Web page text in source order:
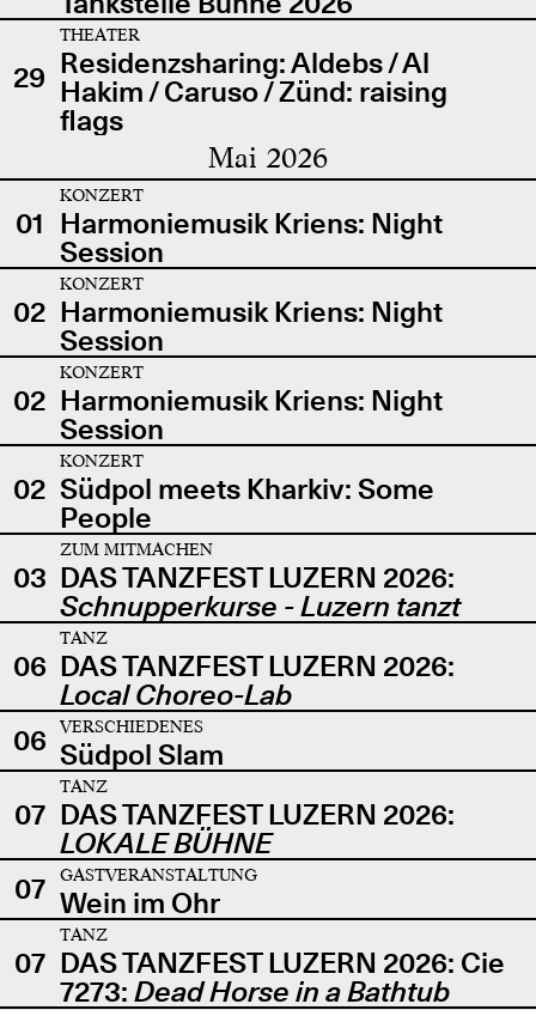
29
THEATER
Residenzsharing: Aldebs / Al
Hakim / Caruso / Zünd: raising
flags
Mai 2026
01
KONZERT
Harmoniemusik Kriens: Night
Session
02
KONZERT
Harmoniemusik Kriens: Night
Session
02
KONZERT
Harmoniemusik Kriens: Night
Session
02
KONZERT
Südpol meets Kharkiv: Some
People
03
ZUM MITMACHEN
DAS TANZFEST LUZERN 2026:
Schnupperkurse - Luzern tanzt
06
TANZ
DAS TANZFEST LUZERN 2026:
Local Choreo-Lab
06
VERSCHIEDENES
Südpol Slam
07
TANZ
DAS TANZFEST LUZERN 2026:
LOKALE BÜHNE
07
GASTVERANSTALTUNG
Wein im Ohr
07
TANZ
DAS TANZFEST LUZERN 2026: Cie
7273: Dead Horse in a Bathtub